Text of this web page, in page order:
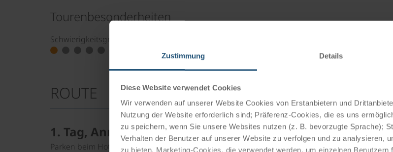
Zustimmung Details
Diese Website verwendet Cookies
Wir verwenden auf unserer Website Cookies von Erstanbietern und
Nutzung der Website erforderlich sind; Präferenz-Cookies, die es uns
zu speichern, wenn Sie unsere Websites nutzen (z. B. bevorzugte Sprache);
Verhalten der Benutzer auf unserer Website zu verfolgen und zu analysieren,
zu bieten. Marketing-Cookies, die verwendet werden, um einzelnen
Tourenbesonderheiten
Schwierigkeitsgrad
ROUTE
1. Tag, Anreise nach Siófok (3 Autostunden/253 km von
Parken beim Hotel.